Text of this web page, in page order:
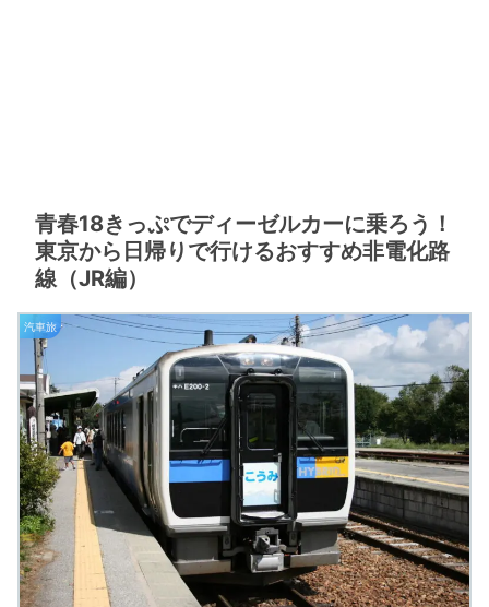
青春18きっぷでディーゼルカーに乗ろう！
東京から日帰りで行けるおすすめ非電化路
線（JR編）
汽車旅